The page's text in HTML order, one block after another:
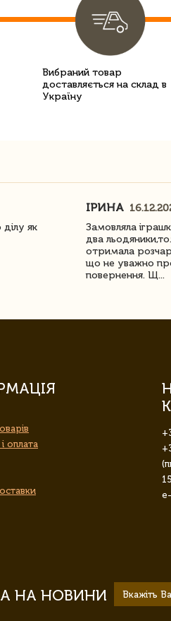
Вибраний товар
доставляється на склад в
Україну
як
ІРИНА
Замовляла
два
отримала
що не уважно
повернення. Щ...
оплата
НА НОВИНИ